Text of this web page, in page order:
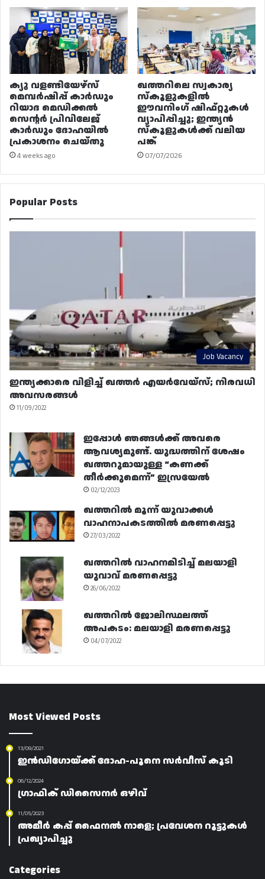
ക്യു വളണ്ടിയേഴ്‌സ്
മെമ്പർഷിപ്പ് കാർഡും
റിയാദ മെഡിക്കൽ
സെന്റർ പ്രിവിലേജ്
കാർഡും ദോഹയിൽ
പ്രകാശനം ചെയ്തു
4 weeks ago
ഖത്തറിലെ സ്വകാര്യ
സ്കൂളുകളിൽ
ഈവനിംഗ് ഷിഫ്റ്റുകൾ
വ്യാപിപ്പിച്ചു; ഇന്ത്യൻ
സ്കൂളുകൾക്ക് വലിയ
പങ്ക്
07/07/2026
Popular Posts
Job Vacancy
ഇന്ത്യക്കാരെ വിളിച്ച് ഖത്തർ എയർവേയ്‌സ്; നിരവധി
അവസരങ്ങൾ
11/09/2022
ഇപ്പോൾ ഞങ്ങൾക്ക് അവരെ
ആവശ്യമുണ്ട്. യുദ്ധത്തിന് ശേഷം
ഖത്തറുമായുള്ള “കണക്ക്
തീർക്കുമെന്ന്” ഇസ്രയേൽ
02/12/2023
ഖത്തറിൽ മൂന്ന് യുവാക്കൾ
വാഹനാപകടത്തിൽ മരണപ്പെട്ടു
27/03/2022
ഖത്തറിൽ വാഹനമിടിച്ച് മലയാളി
യുവാവ് മരണപ്പെട്ടു
26/06/2022
ഖത്തറിൽ ജോലിസ്ഥലത്ത്
അപകടം: മലയാളി മരണപ്പെട്ടു
04/07/2022
Most Viewed Posts
13/09/2021
ഇൻഡിഗോയ്ക്ക് ദോഹ-പൂനെ സർവീസ് കൂടി
06/12/2024
ഗ്രാഫിക് ഡിസൈനർ ഒഴിവ്
11/05/2023
അമീർ കപ്പ് ഫൈനൽ നാളെ; പ്രവേശന റൂട്ടുകൾ
പ്രഖ്യാപിച്ചു
Categories